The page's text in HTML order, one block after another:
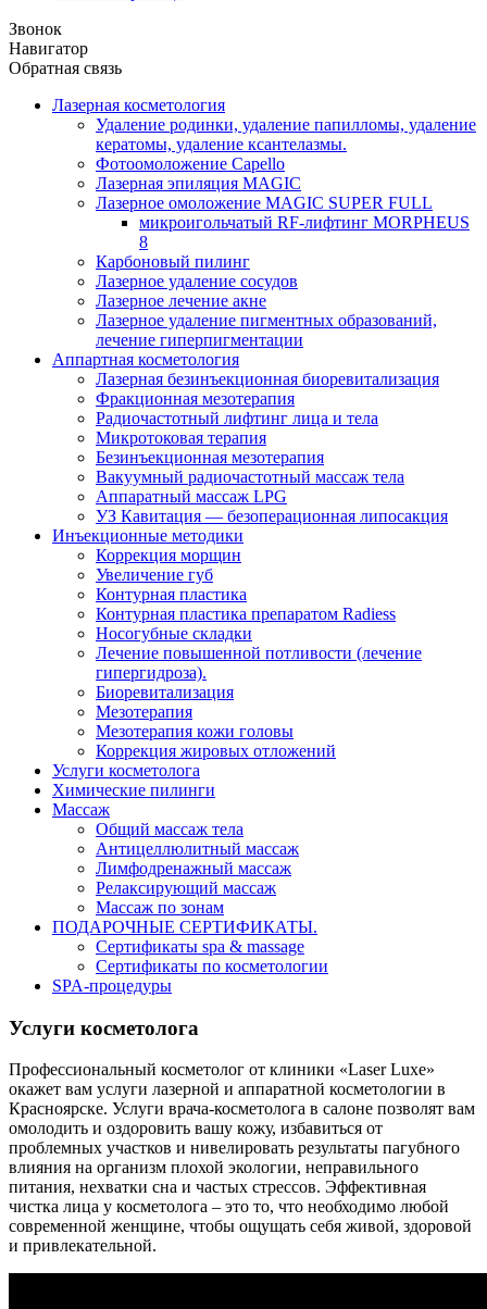
Звонок
Навигатор
Обратная связь
Лазерная косметология
Удаление родинки, удаление папилломы, удаление
кератомы, удаление ксантелазмы.
Фотоомоложение Capello
Лазерная эпиляция MAGIC
Лазерное омоложение MAGIC SUPER FULL
микроигольчатый RF-лифтинг MORPHEUS
8
Карбоновый пилинг
Лазерное удаление сосудов
Лазерное лечение акне
Лазерное удаление пигментных образований,
лечение гиперпигментации
Аппартная косметология
Лазерная безинъекционная биоревитализация
Фракционная мезотерапия
Радиочастотный лифтинг лица и тела
Микротоковая терапия
Безинъекционная мезотерапия
Вакуумный радиочастотный массаж тела
Аппаратный массаж LPG
УЗ Кавитация — безоперационная липосакция
Инъекционные методики
Коррекция морщин
Увеличение губ
Контурная пластика
Контурная пластика препаратом Radiess
Носогубные складки
Лечение повышенной потливости (лечение
гипергидроза).
Биоревитализация
Мезотерапия
Мезотерапия кожи головы
Коррекция жировых отложений
Услуги косметолога
Химические пилинги
Массаж
Общий массаж тела
Антицеллюлитный массаж
Лимфодренажный массаж
Релаксирующий массаж
Массаж по зонам
ПОДАРОЧНЫЕ СЕРТИФИКАТЫ.
Сертификаты spa & massage
Сертификаты по косметологии
SPA-процедуры
Услуги косметолога
Профессиональный косметолог от клиники «Laser Luxe»
окажет вам услуги лазерной и аппаратной косметологии в
Красноярске. Услуги врача-косметолога в салоне позволят вам
омолодить и оздоровить вашу кожу, избавиться от
проблемных участков и нивелировать результаты пагубного
влияния на организм плохой экологии, неправильного
питания, нехватки сна и частых стрессов. Эффективная
чистка лица у косметолога – это то, что необходимо любой
современной женщине, чтобы ощущать себя живой, здоровой
и привлекательной.